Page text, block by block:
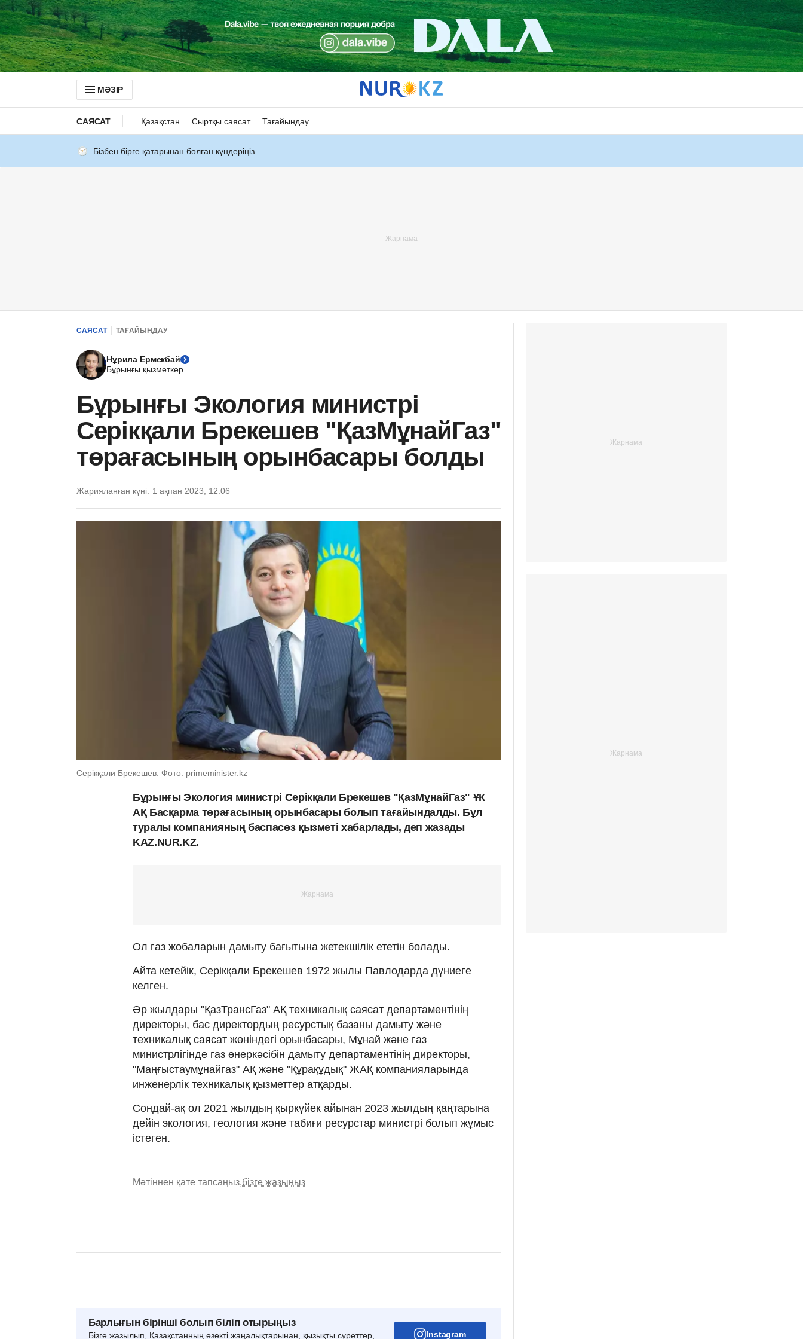
МӘЗІР
САЯСАТ Қазақстан Сыртқы саясат Тағайындау
Бізбен бірге қатарынан болған күндеріңіз
САЯСАТ ТАҒАЙЫНДАУ
Нұрила Ермекбай
Бұрынғы қызметкер
Бұрынғы Экология министрі
Серікқали Брекешев "ҚазМұнайГаз"
төрағасының орынбасары болды
Жарияланған күні: 1 ақпан 2023, 12:06
Серікқали Брекешев. Фото: primeminister.kz
Бұрынғы Экология министрі Серікқали Брекешев "ҚазМұнайГаз" ҰК
АҚ Басқарма төрағасының орынбасары болып тағайындалды. Бұл
туралы компанияның баспасөз қызметі хабарлады, деп жазады
KAZ.NUR.KZ.
Ол газ жобаларын дамыту бағытына жетекшілік ететін болады.
Айта кетейік, Серікқали Брекешев 1972 жылы Павлодарда дүниеге
келген.
Әр жылдары "ҚазТрансГаз" АҚ техникалық саясат департаментінің
директоры, бас директордың ресурстық базаны дамыту және
техникалық саясат жөніндегі орынбасары, Мұнай және газ
министрлігінде газ өнеркәсібін дамыту департаментінің директоры,
"Маңғыстаумұнайгаз" АҚ және "Құрақұдық" ЖАҚ компанияларында
инженерлік техникалық қызметтер атқарды.
Сондай-ақ ол 2021 жылдың қыркүйек айынан 2023 жылдың қаңтарына
дейін экология, геология және табиғи ресурстар министрі болып жұмыс
істеген.
Мәтіннен қате тапсаңыз,бізге жазыңыз
Барлығын бірінші болып біліп отырыңыз
Бізге жазылып, Қазақстанның өзекті жаңалықтарынан, қызықты суреттер, Instagram